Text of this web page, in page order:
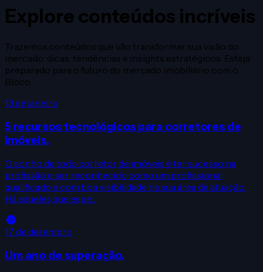
Explore conteúdos incríveis
Trazemos conteúdos que vão transformar sua visão do
mercado: dicas, tendências e insights estratégicos. Esteja
preparado para o futuro do mercado imobiliário com o
Bloco.
13 de janeiro
5 recursos tecnológicos para corretores de
imóveis.
O sonho de todo corretor de imóveis é ter sucesso na
profissão e ser reconhecido como um profissional
qualificado e com boa visibilidade na sua área de atuação.
Há aqueles que espe...
17 de dezembro
Um ano de superação.